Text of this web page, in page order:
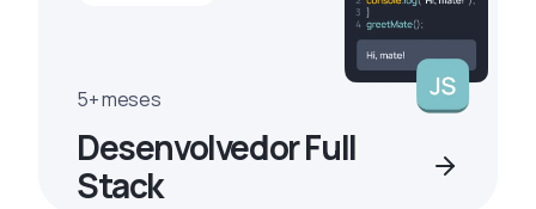
5+ meses
Desenvolvedor Full
Stack